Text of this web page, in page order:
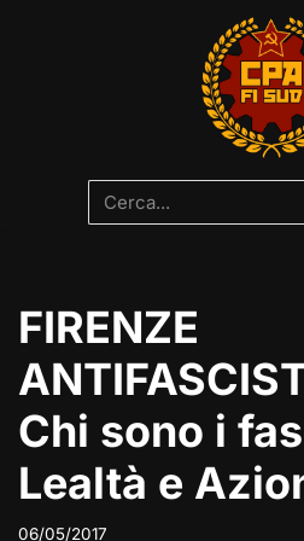
FIRENZE
Chi sono i
Lealtà e
06/05/2017